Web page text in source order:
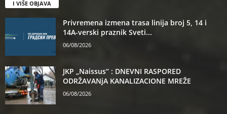
I VIŠE OBJAVA
Privremena izmena trasa linija broj 5, 14 i
14A-verski praznik Sveti...
06/08/2026
JKP „Naissus“ : DNEVNI RASPORED
ODRŽAVANjA KANALIZACIONE MREŽE
06/08/2026